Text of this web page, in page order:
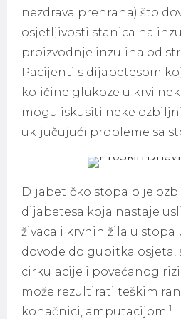
nezdrava prehrana) što
osjetljivosti stanica na
proizvodnje inzulina od
Pacijenti s dijabetesom
količine glukoze u krvi
mogu iskusiti neke
uključujući probleme sa
Dijabetičko stopalo je
dijabetesa koja nastaje
živaca i krvnih žila u
dovode do gubitka osjeta,
cirkulacije i povećanog
može rezultirati teškim
konačnici, amputacijom.1